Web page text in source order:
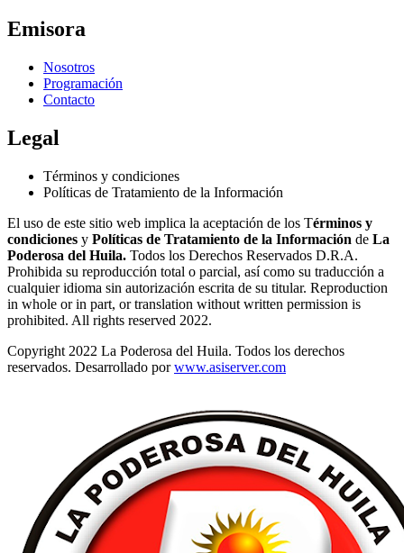
Emisora
Nosotros
Programación
Contacto
Legal
Términos y condiciones
Políticas de Tratamiento de la Información
El uso de este sitio web implica la aceptación de los Términos y
condiciones y Políticas de Tratamiento de la Información de La
Poderosa del Huila. Todos los Derechos Reservados D.R.A.
Prohibida su reproducción total o parcial, así como su traducción a
cualquier idioma sin autorización escrita de su titular. Reproduction
in whole or in part, or translation without written permission is
prohibited. All rights reserved 2022.
Copyright 2022 La Poderosa del Huila. Todos los derechos
reservados. Desarrollado porwww.asiserver.com